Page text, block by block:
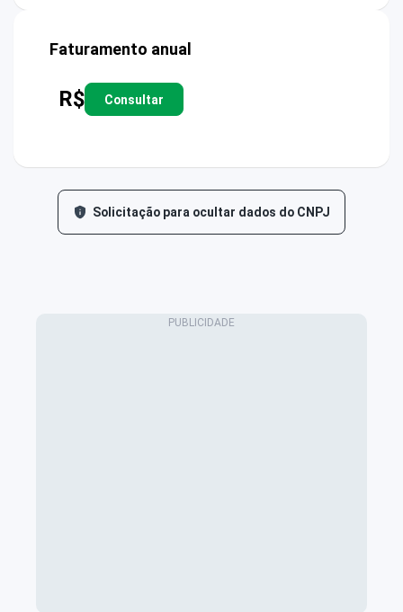
Faturamento anual
R$ Consultar
Solicitação para ocultar dados do CNPJ